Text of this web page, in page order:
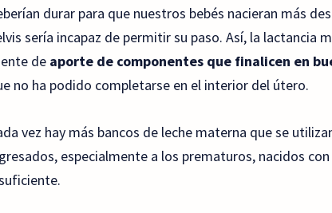
durar para que nuestros bebés nacieran más
sería incapaz de permitir su paso. Así, la lactancia
de aporte de componentes que finalicen en
no ha podido completarse en el interior del útero.
vez hay más bancos de leche materna que se
especialmente a los prematuros, nacidos